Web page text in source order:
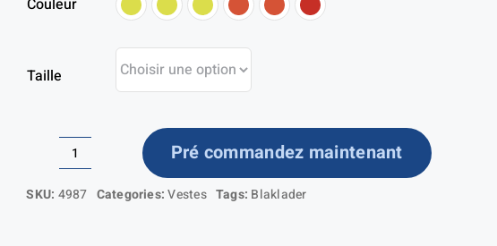
Couleur
Taille
quantité
de
Pré commandez maintenant
SKU: 4987 Categories:Vestes Tags: Blaklader